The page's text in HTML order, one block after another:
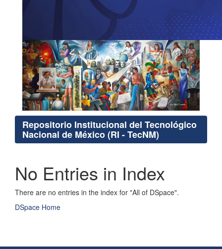
Repositorio Institucional del Tecnológico
Nacional de México (RI - TecNM)
No Entries in Index
There are no entries in the index for "All of DSpace".
DSpace Home